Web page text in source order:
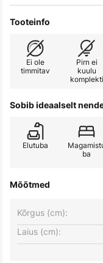
Tooteinfo
Ei ole
timmitav
Pirn ei
kuulu
komplekti
Sobib ideaalselt
Elutuba
ba
Mõõtmed
Laius (cm):
Kõrgus (cm):